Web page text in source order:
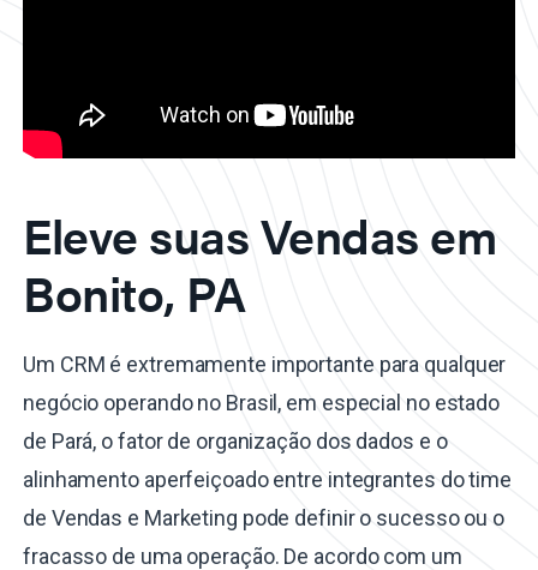
Eleve suas Vendas em
Bonito, PA
Um CRM é extremamente importante para qualquer
negócio operando no Brasil, em especial no estado
de Pará, o fator de organização dos dados e o
alinhamento aperfeiçoado entre integrantes do time
de Vendas e Marketing pode definir o sucesso ou o
fracasso de uma operação. De acordo com um